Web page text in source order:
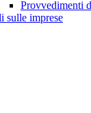
Provvedimenti
sulle imprese